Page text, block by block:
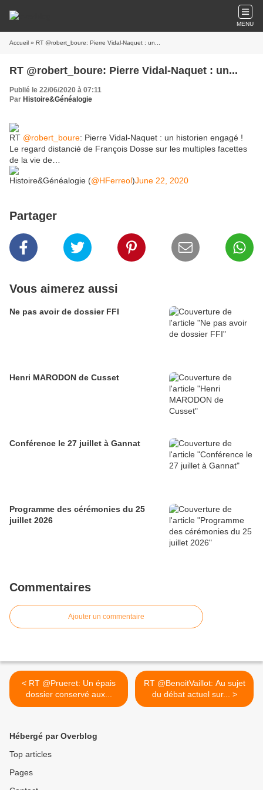
MENU
Accueil » RT @robert_boure: Pierre Vidal-Naquet : un...
RT @robert_boure: Pierre Vidal-Naquet : un...
Publié le 22/06/2020 à 07:11
Par Histoire&Généalogie
RT @robert_boure: Pierre Vidal-Naquet : un historien engagé !
Le regard distancié de François Dosse sur les multiples facettes
de la vie de…
Histoire&Généalogie (@HFerreol)June 22, 2020
Partager
Vous aimerez aussi
Ne pas avoir de dossier FFI
Henri MARODON de Cusset
Conférence le 27 juillet à Gannat
Programme des cérémonies du 25
juillet 2026
Commentaires
Ajouter un commentaire
< RT @Prueret: Un épais
dossier conservé aux...
RT @BenoitVaillot: Au sujet
du débat actuel sur... >
Hébergé par Overblog
Top articles
Pages